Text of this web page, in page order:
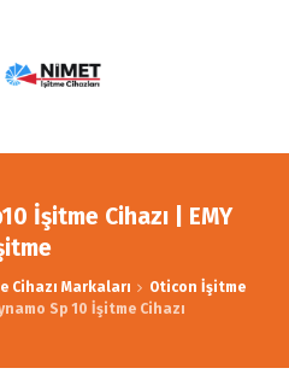
İşitme Cihazı | EMY
Cihazı Markaları
Oticon İşitme
Sp 10 İşitme Cihazı